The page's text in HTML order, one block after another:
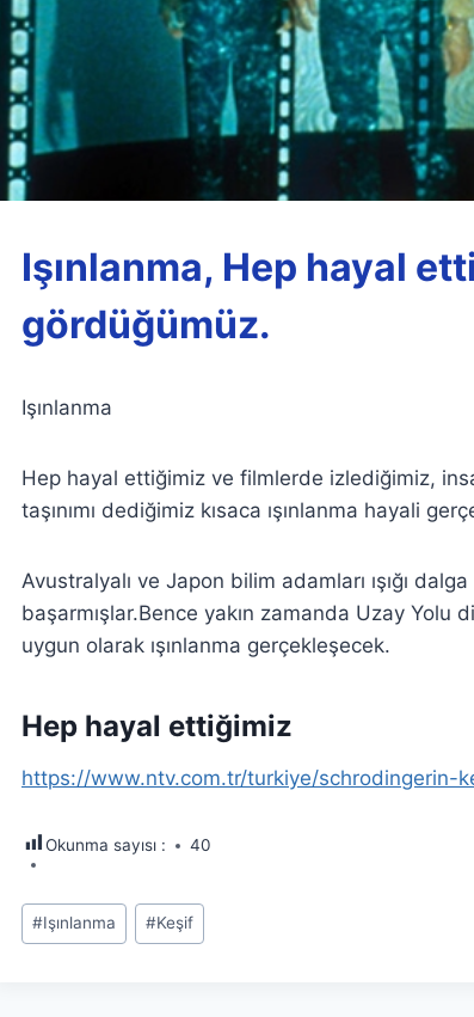
Işınlanma, Hep hayal
gördüğümüz.
Işınlanma
Hep hayal ettiğimiz ve filmlerde izlediğimiz,
taşınımı dediğimiz kısaca ışınlanma hayali
Avustralyalı ve Japon bilim adamları ışığı
başarmışlar.Bence yakın zamanda Uzay
uygun olarak ışınlanma gerçekleşecek.
Hep hayal ettiğimiz
https://www.ntv.com.tr/turkiye/schrodingerin-
Okunma sayısı : 40
Post
Tags:
#Işınlanma #Keşif